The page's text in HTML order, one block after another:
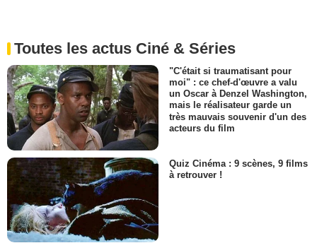
Toutes les actus Ciné & Séries
"C'était si traumatisant pour
moi" : ce chef-d'œuvre a valu
un Oscar à Denzel Washington,
mais le réalisateur garde un
très mauvais souvenir d'un des
acteurs du film
Quiz Cinéma : 9 scènes, 9 films
à retrouver !